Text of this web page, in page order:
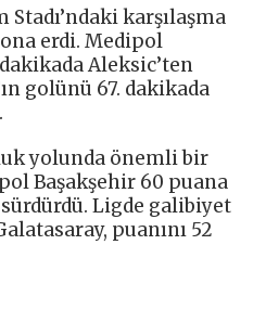
karşılaşma
erdi. Medipol
Aleksic’ten
golünü 67. dakikada
yolunda önemli bir
Başakşehir 60 puana
Ligde galibiyet
puanını 52